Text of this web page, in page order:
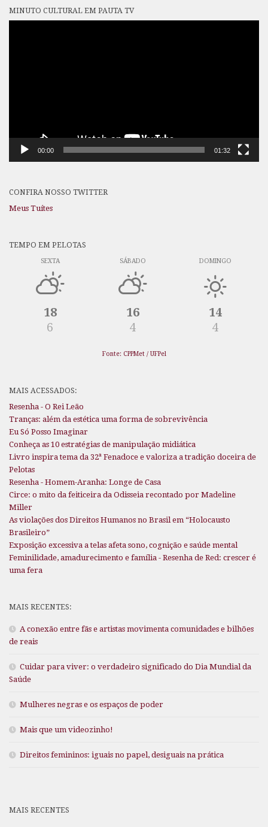
MINUTO CULTURAL EM PAUTA TV
00:00 01:32
CONFIRA NOSSO TWITTER
Meus Tuítes
TEMPO EM PELOTAS
SEXTA
18
6
SÁBADO
16
4
DOMINGO
14
4
Fonte: CPPMet / UFPel
MAIS ACESSADOS:
Resenha - O Rei Leão
Tranças: além da estética uma forma de sobrevivência
Eu Só Posso Imaginar
Conheça as 10 estratégias de manipulação midiática
Livro inspira tema da 32ª Fenadoce e valoriza a tradição doceira de
Pelotas
Resenha - Homem-Aranha: Longe de Casa
Circe: o mito da feiticeira da Odisseia recontado por Madeline
Miller
As violações dos Direitos Humanos no Brasil em “Holocausto
Brasileiro”
Exposição excessiva a telas afeta sono, cognição e saúde mental
Feminilidade, amadurecimento e família - Resenha de Red: crescer é
uma fera
MAIS RECENTES:
A conexão entre fãs e artistas movimenta comunidades e bilhões
de reais
Cuidar para viver: o verdadeiro significado do Dia Mundial da
Saúde
Mulheres negras e os espaços de poder
Mais que um videozinho!
Direitos femininos: iguais no papel, desiguais na prática
MAIS RECENTES